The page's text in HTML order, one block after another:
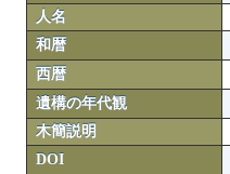
人名
和暦
西暦
遺構の年代観
木簡説明
DOI